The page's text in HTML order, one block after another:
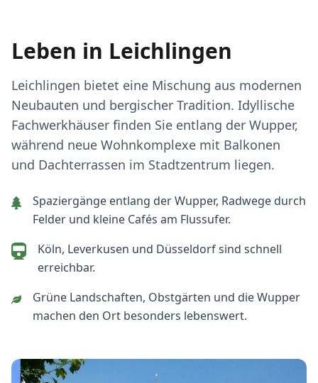
Leben in Leichlingen
Leichlingen bietet eine Mischung aus modernen
Neubauten und bergischer Tradition. Idyllische
Fachwerkhäuser finden Sie entlang der Wupper,
während neue Wohnkomplexe mit Balkonen
und Dachterrassen im Stadtzentrum liegen.
Spaziergänge entlang der Wupper, Radwege durch
Felder und kleine Cafés am Flussufer.
Köln, Leverkusen und Düsseldorf sind schnell
erreichbar.
Grüne Landschaften, Obstgärten und die Wupper
machen den Ort besonders lebenswert.